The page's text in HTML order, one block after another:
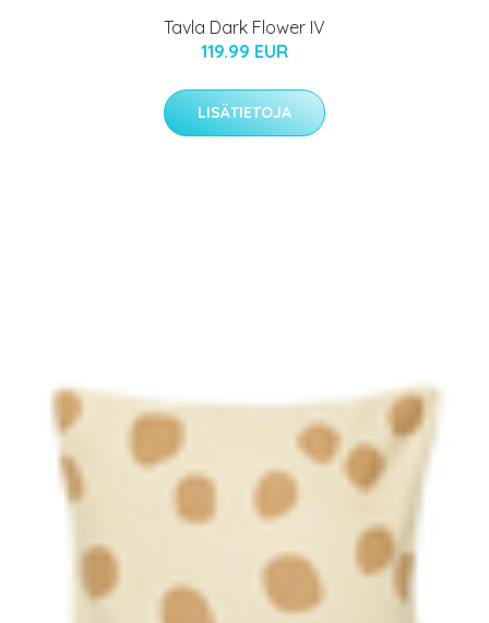
Tavla Dark Flower IV
119.99 EUR
LISÄTIETOJA